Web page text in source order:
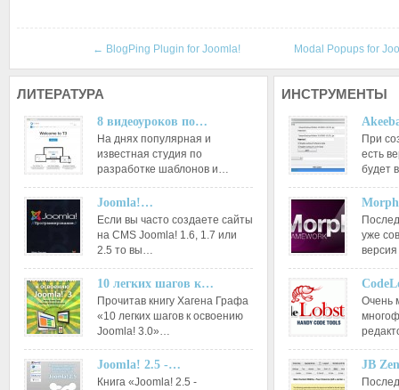
← BlogPing Plugin for Joomla! Modal Popups for
ЛИТЕРАТУРА
8 видеоуроков по…
На днях популярная и
известная студия по
разработке шаблонов и…
Joomla!…
Если вы часто создаете сайты
на CMS Joomla! 1.6, 1.7 или
2.5 то вы…
10 легких шагов к…
Прочитав книгу Хагена Графа
«10 легких шагов к освоению
Joomla! 3.0»…
Joomla! 2.5 -…
Книга «Joomla! 2.5 -
ИНСТРУМЕНТЫ
При
есть
будет
уже
Очень
JB